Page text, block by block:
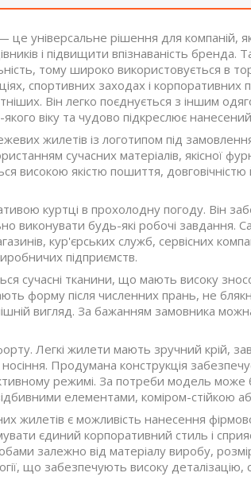
універсальне рішення для компаній,
і підвищити впізнаваність бренда.
тому широко використовується в
спортивних заходах і
Він легко поєднується з іншим
віку та чудово підкреслює
жилетів із логотипом під
сучасних матеріалів, якісної
високою якістю пошиття,
куртці в прохолодну погоду. Він
виконувати будь-які робочі завдання.
кур'єрських служб, сервісних
підприємств.
сучасні тканини, що мають високу
форму після численних прань, не
вигляд. За бажанням замовника можна
Легкі жилети мають зручний крій,
носіння. Продумана конструкція
режимі. За потреби модель
елементами, коміром-стійкою
жилетів є можливість нанесення
єдиний корпоративний стиль і
залежно від матеріалу виробу,
що забезпечують високу деталізацію,